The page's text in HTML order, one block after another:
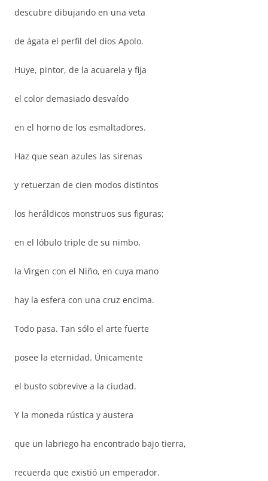
descubre dibujando en una veta
de ágata el perfil del dios Apolo.
Huye, pintor, de la acuarela y fija
el color demasiado desvaído
en el horno de los esmaltadores.
Haz que sean azules las sirenas
y retuerzan de cien modos distintos
los heráldicos monstruos sus figuras;
en el lóbulo triple de su nimbo,
la Virgen con el Niño, en cuya mano
hay la esfera con una cruz encima.
Todo pasa. Tan sólo el arte fuerte
posee la eternidad. Únicamente
el busto sobrevive a la ciudad.
Y la moneda rústica y austera
que un labriego ha encontrado bajo tierra,
recuerda que existió un emperador.